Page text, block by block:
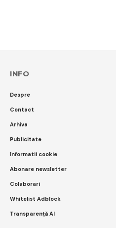
INFO
Despre
Contact
Arhiva
Publicitate
Informatii cookie
Abonare newsletter
Colaborari
Whitelist Adblock
Transparență AI